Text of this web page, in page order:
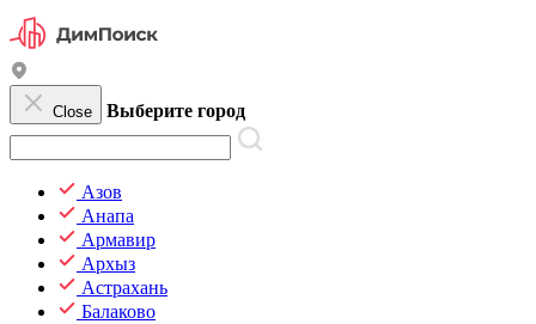
Close Выберите город
Азов
Анапа
Армавир
Архыз
Астрахань
Балаково